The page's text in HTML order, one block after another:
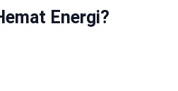
Energi?